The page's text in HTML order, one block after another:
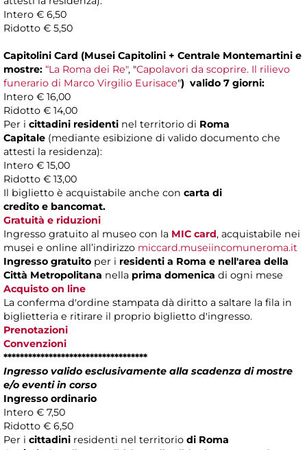
Intero € 6,50
Ridotto € 5,50
Capitolini Card (Musei Capitolini + Centrale Montemartini e
mostre: “La Roma dei Re", "Capolavori da scoprire. Il rilievo
funerario di Marco Virgilio Eurisace") valido 7 giorni:
Intero € 16,00
Ridotto € 14,00
Per i cittadini residenti nel territorio di Roma
Capitale (mediante esibizione di valido documento che
attesti la residenza):
Intero € 15,00
Ridotto € 13,00
Il biglietto è acquistabile anche con carta di
credito e bancomat.
Gratuità e riduzioni
Ingresso gratuito al museo con la MIC card, acquistabile nei
musei e online all’indirizzo miccard.museiincomuneroma.it
Ingresso gratuito per i residenti a Roma e nell'area della
Città Metropolitana nella prima domenica di ogni mese
Acquisto on line
La conferma d'ordine stampata dà diritto a saltare la fila in
biglietteria e ritirare il proprio biglietto d'ingresso.
Prenotazioni
Convenzioni
***********************************
Ingresso valido esclusivamente alla scadenza di mostre
e/o eventi in corso
Ingresso ordinario
Intero € 7,50
Ridotto € 6,50
Per i cittadini residenti nel territorio di Roma